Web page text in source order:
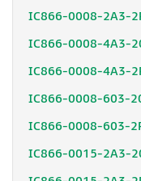
IC866-0008-2A3-
IC866-0008-4A3-
IC866-0008-4A3-
IC866-0008-603-
IC866-0008-603-
IC866-0015-2A3-